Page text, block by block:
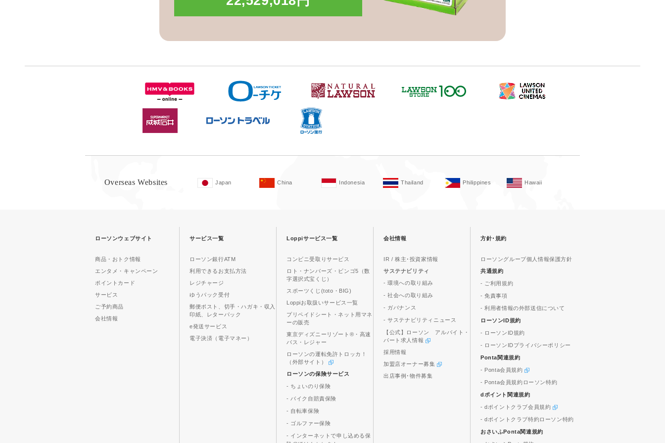
Overseas Websites Japan China Indonesia Thailand Philippines Hawaii
ローソンウェブサイト
商品・おトク情報
エンタメ・キャンペーン
ポイントカード
サービス
ご予約商品
会社情報
サービス一覧
ローソン銀行ATM
利用できるお支払方法
レジチャージ
ゆうパック受付
郵便ポスト、切手・ハガキ・収入
印紙、レターパック
e発送サービス
電子決済（電子マネー）
Loppiサービス一覧
コンビニ受取りサービス
ロト・ナンバーズ・ビンゴ5（数
字選択式宝くじ）
スポーツくじ(toto・BIG)
Loppiお取扱いサービス一覧
プリペイドシート・ネット用マネ
ーの販売
東京ディズニーリゾート®・高速
バス・レジャー
ローソンの運転免許トロッカ！
（外部サイト）
ローソンの保険サービス
- ちょいのり保険
- バイク自賠責保険
- 自転車保険
- ゴルファー保険
- インターネットで申し込める保
会社情報
IR / 株主･投資家情報
サステナビリティ
- 環境への取り組み
- 社会への取り組み
- ガバナンス
- サステナビリティニュース
【公式】ローソン アルバイト・
パート求人情報
採用情報
加盟店オーナー募集
出店事例･物件募集
方針･規約
ローソングループ個人情報保護方針
共通規約
- ご利用規約
- 免責事項
- 利用者情報の外部送信について
ローソンID規約
- ローソンID規約
- ローソンIDプライバシーポリシー
Ponta関連規約
- Ponta会員規約
- Ponta会員規約ローソン特約
dポイント関連規約
- dポイントクラブ会員規約
- dポイントクラブ特約ローソン特約
おさいふPonta関連規約